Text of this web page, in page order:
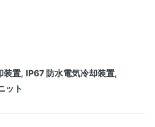
装置, IP67 防水電気冷却装置,
ット